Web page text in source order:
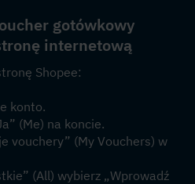
gotówkowy
internetową
konto.
(Me) na koncie.
vouchery” (My Vouchers) w
(All) wybierz „Wprowadź